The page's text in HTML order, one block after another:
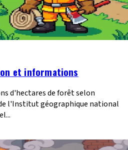
et informations
d'hectares de forêt selon
l'Institut géographique national